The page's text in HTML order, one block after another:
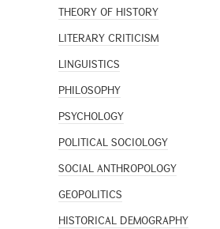
THEORY OF HISTORY
LITERARY CRITICISM
LINGUISTICS
PHILOSOPHY
PSYCHOLOGY
POLITICAL SOCIOLOGY
SOCIAL ANTHROPOLOGY
GEOPOLITICS
HISTORICAL DEMOGRAPHY